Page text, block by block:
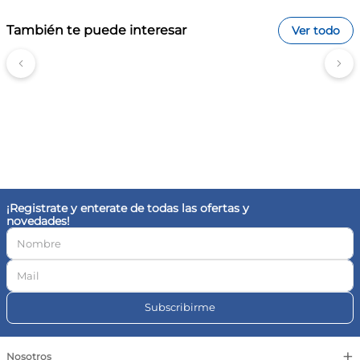
También te puede interesar Ver todo
¡Registrate y enterate de todas las ofertas y
novedades!
Subscribirme
Nosotros